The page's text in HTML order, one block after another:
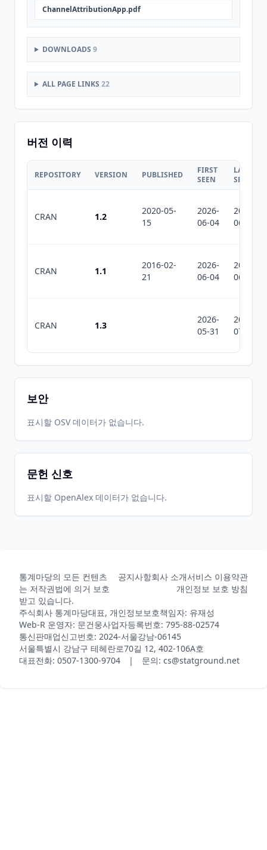
ChannelAttributionApp.pdf
DOWNLOADS 9
ALL PAGE LINKS 22
버전 이력
REPOSITORY VERSION PUBLISHED
FIRST
SEEN
LAST
SEEN
CRAN 1.2
2020-05-
15
2026-
06-04
2026-
06-04
CRAN 1.1
2016-02-
21
2026-
06-04
2026-
06-04
CRAN 1.3
2026-
05-31
2026-
07-10
보안
표시할 OSV 데이터가 없습니다.
문헌 신호
표시할 OpenAlex 데이터가 없습니다.
통계마당의 모든 컨텐츠
는 저작권법에 의거 보호
받고 있습니다.
공지사항회사 소개서비스 이용약관
개인정보 보호 방침
주식회사 통계마당대표, 개인정보보호책임자: 유재성
Web-R 운영자: 문건웅사업자등록번호: 795-88-02574
통신판매업신고번호: 2024-서울강남-06145
서울특별시 강남구 테헤란로70길 12, 402-106A호
대표전화: 0507-1300-9704 | 문의: cs@statground.net